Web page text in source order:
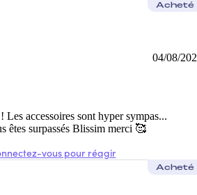
super et elle est hyper rentable la box
à ne pas prendre de box trop remplies
Acheté
04/08/
accessoires sont hyper sympas...
êtes surpassés Blissim merci 🥰
vous pour réagir
Acheté